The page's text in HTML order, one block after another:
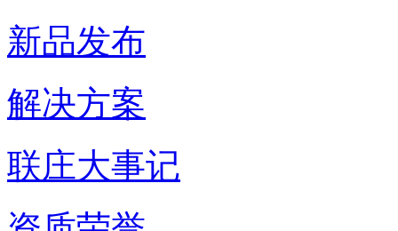
新品发布
解决方案
联庄大事记